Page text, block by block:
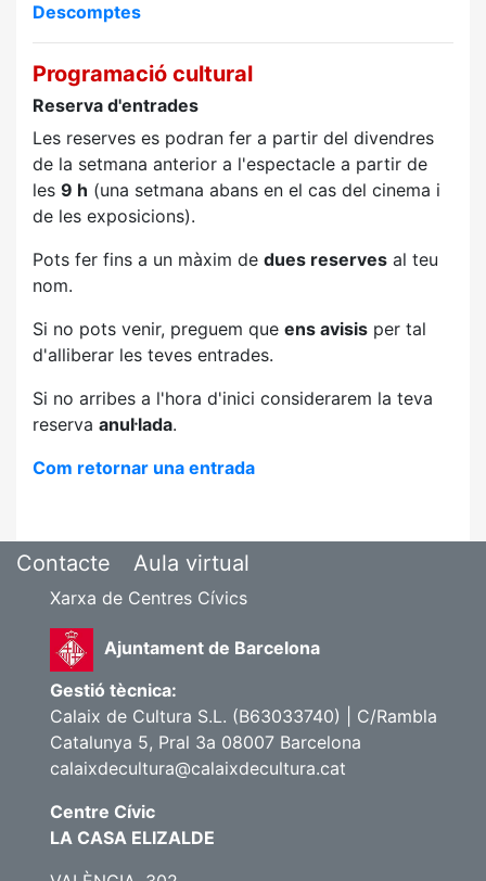
Descomptes
Programació cultural
Reserva d'entrades
Les reserves es podran fer a partir del divendres
de la setmana anterior a l'espectacle a partir de
les 9 h (una setmana abans en el cas del cinema i
de les exposicions).
Pots fer fins a un màxim de dues reserves al teu
nom.
Si no pots venir, preguem que ens avisis per tal
d'alliberar les teves entrades.
Si no arribes a l'hora d'inici considerarem la teva
reserva anul·lada.
Com retornar una entrada
Contacte Aula virtual
Xarxa de Centres Cívics
Ajuntament de Barcelona
Gestió tècnica:
Calaix de Cultura S.L. (B63033740) | C/Rambla
Catalunya 5, Pral 3a 08007 Barcelona
calaixdecultura@calaixdecultura.cat
Centre Cívic
LA CASA ELIZALDE